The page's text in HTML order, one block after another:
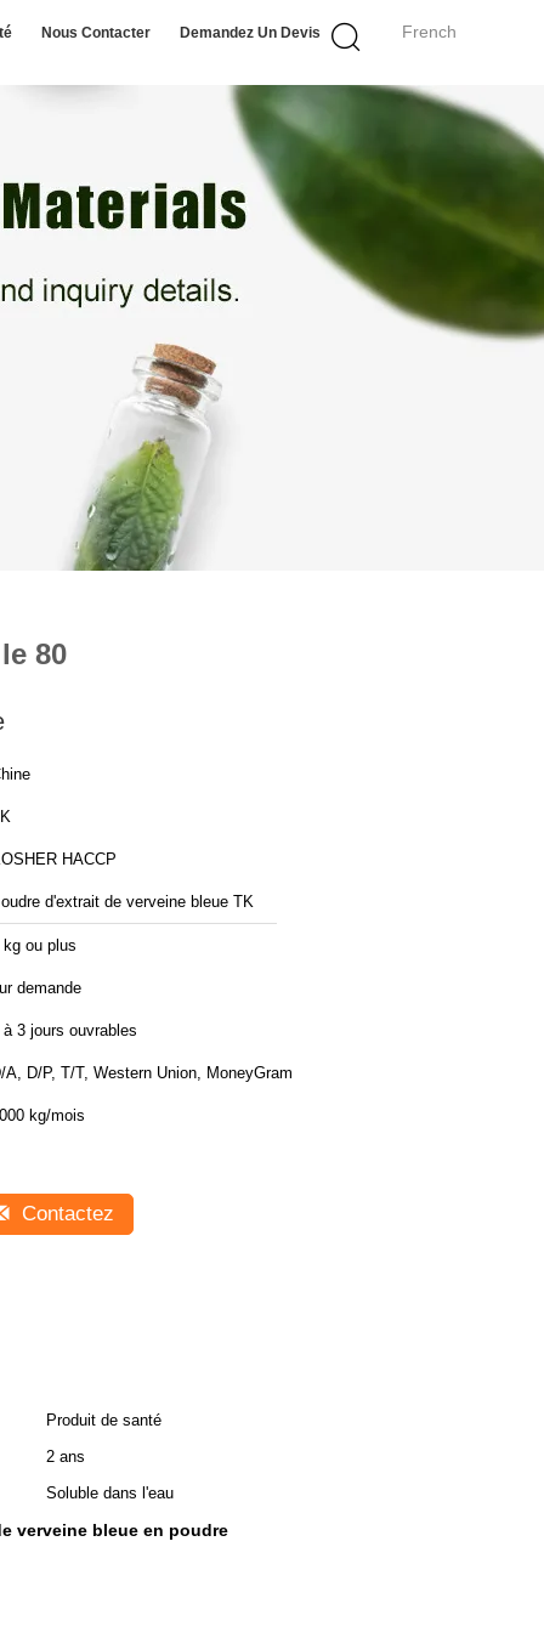
French
Nous Contacter Demandez Un Devis
80
HACCP
d'extrait de verveine bleue TK
kg ou plus
demande
à 3 jours ouvrables
A, D/P, T/T, Western Union, MoneyGram
kg/mois
Contactez
Produit de santé
2 ans
Soluble dans l'eau
verveine bleue en poudre